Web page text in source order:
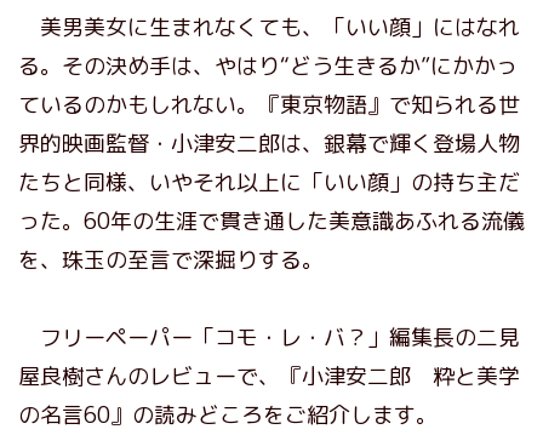
美男美女に生まれなくても、「いい顔」にはなれ
る。その決め手は、やはり“どう生きるか”にかかっ
ているのかもしれない。『東京物語』で知られる世
界的映画監督・小津安二郎は、銀幕で輝く登場人物
たちと同様、いやそれ以上に「いい顔」の持ち主だ
った。60年の生涯で貫き通した美意識あふれる流儀
を、珠玉の至言で深掘りする。
フリーペーパー「コモ・レ・バ？」編集長の二見
屋良樹さんのレビューで、『小津安二郎 粋と美学
の名言60』の読みどころをご紹介します。